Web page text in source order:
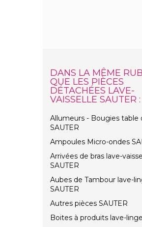
DANS LA MÊME
QUE LES PIÈCES
DÉTACHÉES LAVE-
VAISSELLE SAUTER :
Allumeurs - Bougies table
SAUTER
Ampoules Micro-ondes
Arrivées de bras lave-
SAUTER
Aubes de Tambour lave-
SAUTER
Autres pièces SAUTER
Boites à produits lave-